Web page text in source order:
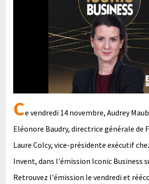
Ce vendredi 14 novembre, Audrey
Eléonore Baudry, directrice générale de
Laure Colcy, vice-présidente exécutif
Invent, dans l'émission Iconic Business
Retrouvez l'émission le vendredi et